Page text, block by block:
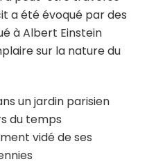
a été évoqué par des
à Albert Einstein
sur la nature du
un jardin parisien
du temps
vidé de ses